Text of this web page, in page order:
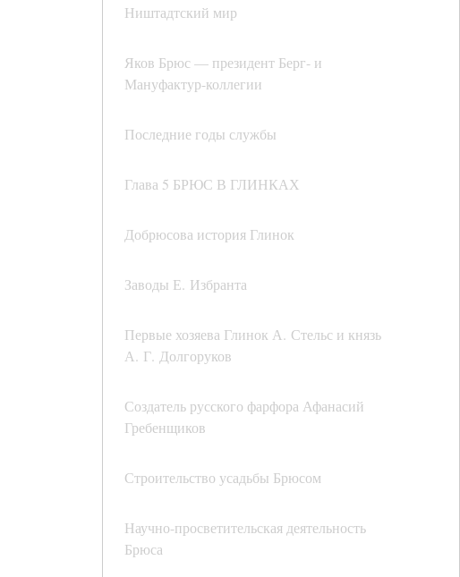
Ништадтский мир
Яков Брюс — президент Берг- и
Мануфактур-коллегии
Последние годы службы
Глава 5 БРЮС В ГЛИНКАХ
Добрюсова история Глинок
Заводы Е. Избранта
Первые хозяева Глинок А. Стельс и князь
А. Г. Долгоруков
Создатель русского фарфора Афанасий
Гребенщиков
Строительство усадьбы Брюсом
Научно-просветительская деятельность
Брюса